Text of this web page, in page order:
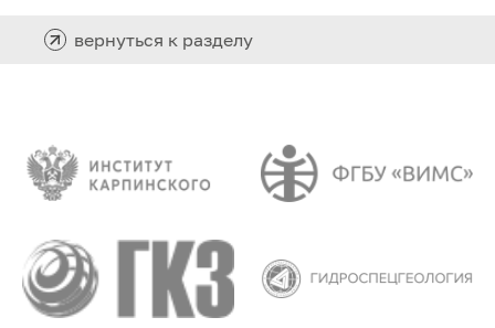
вернуться к разделу